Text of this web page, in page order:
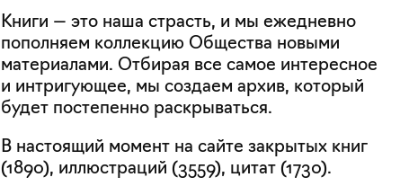
Книги — это наша страсть, и мы ежедневно
пополняем коллекцию Общества новыми
материалами. Отбирая все самое интересное
и интригующее, мы создаем архив, который
будет постепенно раскрываться.
В настоящий момент на сайте закрытых книг
(1890), иллюстраций (3559), цитат (1730).